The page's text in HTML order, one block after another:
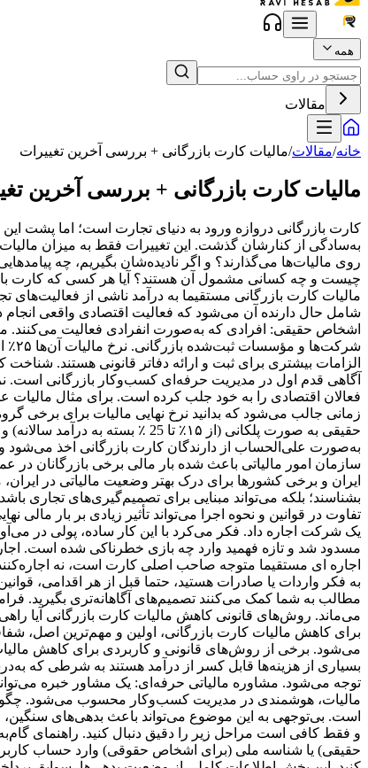
همه
مقالات
خانه/مقالات/مالیات کارت بازرگانی + بررسی آخرین تغییرات
مالیات کارت بازرگانی + بررسی آخرین
به‌سادگی از کنارشان گذشت. این تغییرات فقط به میزان
روی مالیات‌ها می‌گذارند؟ و اگر نادیده‌شان بگیریم، چه
چیست و چه کسانی مشمول آن هستند؟ آیا هر کسی که کارت
مالیات کارت بازرگانی مستقیما به درآمد ناشی از
شامل حال دارنده آن می‌شود که فعالیت اقتصادی واقعی
الزامات بیشتری برای ثبت و ارائه دفاتر قانونی هستند.
به‌صورت علی‌الحساب از دارندگان کارت بازرگانی اخذ می‌شود و
ایران و برخی کشور‌ها برای درک بهتر وضعیت مالیاتی در ایران،
بشناسند؛ بلکه می‌تواند مبنایی برای تصمیم‌گیری‌های تجاری
تفاوت در قوانین و نحوه اجرا می‌تواند تأثیر زیادی بر بار
یک شرکت اجاره داد. فکر می‌کرد با این کار ساده، پولی در
مسدود شد و تازه فهمید وارد چه بازی خطرناکی شده است.
اجاره ای مستقیما متوجه صاحب اصلی کارت است، نه
به فکر واردات یا صادرات هستید، حتما قبل از هر اقدامی،
مطالب به شما کمک می‌کنند تصمیم‌های آگاهانه‌تری بگیرید.
می‌ماند. روش‌های قانونی کاهش مالیات کارت بازرگانی آیا
برای کاهش مالیات کارت بازرگانی، اولین و مهم‌ترین اصل،
می‌شود. برخی از روش‌های قانونی و کاربردی برای کاهش
بسیاری از هزینه‌ها قابل کسر از درآمد هستند به شرطی که
توجه می‌شود. مشاوره مالیاتی حرفه‌ای: یک مشاور خبره
مالیات، هوشمندی در مدیریت کسب‌وکار محسوب می‌شود. چگونه
است. بی‌توجهی به این موضوع می‌تواند باعث بدهی‌های سنگین،